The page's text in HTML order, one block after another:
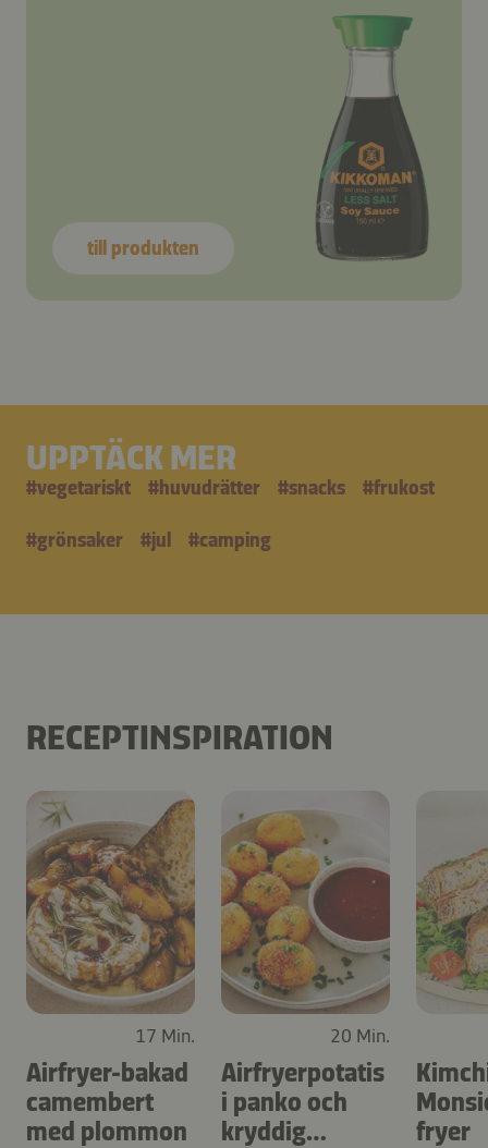
till produkten
UPPTÄCK MER
#vegetariskt #huvudrätter #snacks #frukost
#grönsaker #jul #camping
RECEPTINSPIRATION
17 Min.
Airfryer-bakad
camembert
med plommon
20 Min.
Airfryerpotatis
i panko och
kryddig
fryer